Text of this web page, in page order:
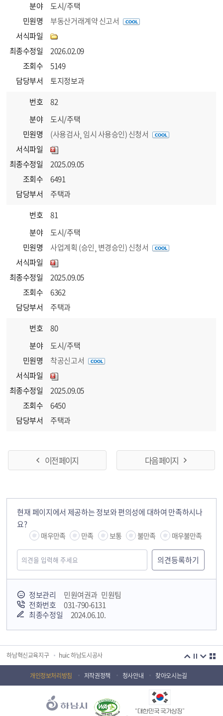
분야
도시/주택
민원명
부동산거래계약 신고서
서식파일
최종수정일
2026.02.09
조회수
5149
담당부서
토지정보과
번호
82
분야
도시/주택
민원명
(사용검사¸ 임시 사용승인) 신청서
서식파일
최종수정일
2025.09.05
조회수
6491
담당부서
주택과
번호
81
분야
도시/주택
민원명
사업계획 (승인¸ 변경승인) 신청서
서식파일
최종수정일
2025.09.05
조회수
6362
담당부서
주택과
번호
80
분야
도시/주택
민원명
착공신고서
서식파일
최종수정일
2025.09.05
조회수
6450
담당부서
주택과
이전 페이지 다음 페이지
현재 페이지에서 제공하는 정보와 편의성에 대하여 만족하시나
요?
매우만족 만족 보통 불만족 매우불만족
정보관리
민원여권과 민원팀
전화번호
031-790-6131
최종수정일
2024.06.10.
국민안전교육플랫폼
경기도 오늘의 기회 하남시청소년상담복지센터
하남혁신교육지구 huic 하남도시공사
하남종합운동장 국민체육센터 하남문화재단 하남역사박물관
하남시 가족센터
하남시육아종합지원센터 하남시정신건강복지센터
개인정보처리방침 저작권정책 청사안내 찾아오시는길
“대한민국 국가상징”